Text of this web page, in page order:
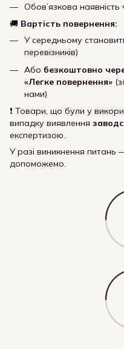
Обов’язкова
🚚 Вартість повернення:
У середньому
перевізників)
Або безкоштовно
«Легке повернення»
нами)
❗ Товари, що були у
випадку виявлення
експертизою.
У разі виникнення питань
допоможемо.